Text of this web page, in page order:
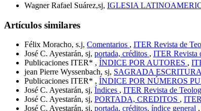
Wagner Rafael Suárez,sj, IGLESIA
Artículos similares
Félix Moracho, s.j, Comentarios , ITER Revista de
José C. Ayestarán, sj, portada, créditos , ITER Revista
Publicaciones ITER* , ÍNDICE POR AUTORES ,
jean Pierre Wyssenbach, sj, SAGRADA ESCRITURA
Publicaciones ITER* , ÍNDICE POR NÚMEROS
José C. Ayestarán, sj, Índices , ITER Revista de
José C. Ayestarán, sj, PORTADA, CREDITOS ,
José C. Ayestarán, sj, portada, créditos, índice general ,